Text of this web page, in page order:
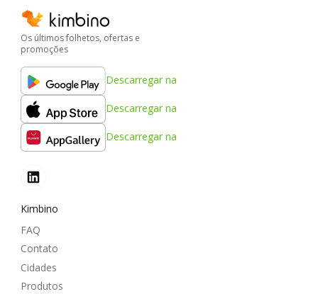
Os últimos folhetos, ofertas e
promoções
Descarregar na
Descarregar na
Descarregar na
Kimbino
FAQ
Contato
Cidades
Produtos